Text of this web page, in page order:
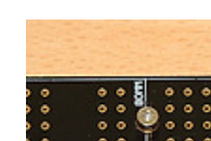
각보다 안정적으로 동작을 하
를 해보도록 하겠습니다. S2
중에서 가장 고용량의 메모리
S2G M.2 2280 ,512GB 벤치마
다. 컨트롤러와 캐시 메모리만 ..